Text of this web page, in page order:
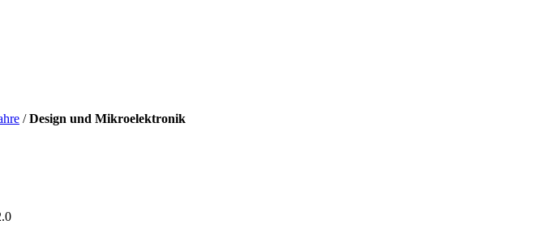
/Design und Mikroelektronik